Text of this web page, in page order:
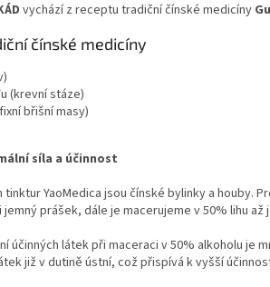
vychází z receptu tradiční čínské medicíny
čínské medicíny
(krevní stáze)
břišní masy)
síla a účinnost
YaoMedica jsou čínské bylinky a houby.
prášek, dále je macerujeme v 50% lihu
účinných látek při maceraci v 50% alkoholu
již v dutině ústní, což přispívá k vyšší